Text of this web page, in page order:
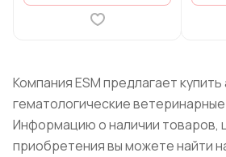
Компания ESM предлагает
гематологические
Информацию о наличии товаров,
приобретения вы можете найти